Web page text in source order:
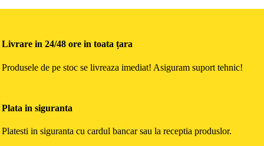
Livrare in 24/48 ore in toata țara
Produsele de pe stoc se livreaza imediat! Asiguram suport tehnic!
Plata in siguranta
Platesti in siguranta cu cardul bancar sau la receptia produslor.